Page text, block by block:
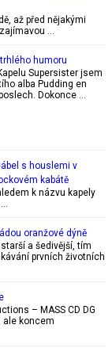
až před nějakými
…
humoru
Supersister jsem
alba Pudding en
Dokonce …
s houslemi v
kabátě
k názvu kapely
…
oranžové dýně
a šedivější, tím
prvních životních
– MASS CD DG
ale koncem